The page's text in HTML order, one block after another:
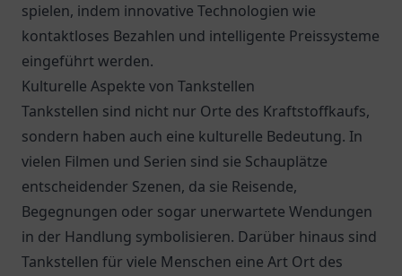
spielen, indem innovative Technologien wie
kontaktloses Bezahlen und intelligente Preissysteme
eingeführt werden.
Kulturelle Aspekte von Tankstellen
Tankstellen sind nicht nur Orte des Kraftstoffkaufs,
sondern haben auch eine kulturelle Bedeutung. In
vielen Filmen und Serien sind sie Schauplätze
entscheidender Szenen, da sie Reisende,
Begegnungen oder sogar unerwartete Wendungen
in der Handlung symbolisieren. Darüber hinaus sind
Tankstellen für viele Menschen eine Art Ort des